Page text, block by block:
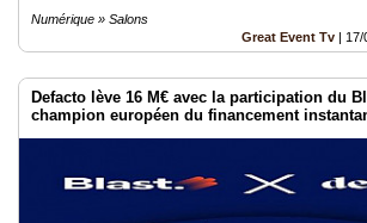
Numérique » Salons
Great Event Tv | 17/
Defacto lève 16 M€ avec la participation du
champion européen du financement